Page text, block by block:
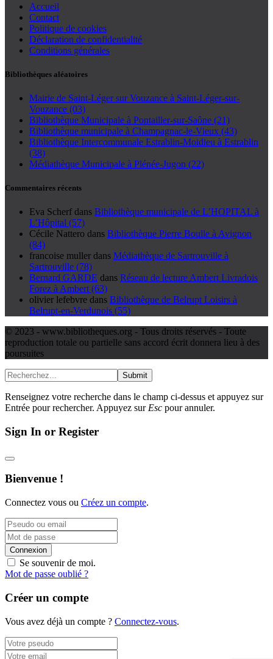
Accueil
Contact
Politique de cookies
Déclaration de confidentialité
Conditions générales
Bibliothèques aléatoires
Mairie de Saint-Léger sur Vouzance à Saint-Léger-sur-
Vouzance (03)
Bibliothèque Municipale à Pontailler-sur-Saône (21)
Bibliothèque municipale à Champagnac-le-Vieux (43)
Bibliothèque Intercommunale Estrablin-Moidieu à Estrablin
(38)
Médiathèque Municipale à Plénée-Jugon (22)
Commentaires récents
Eva Scherf dans Bibliothèque municipale de L’HOPITAL à
L’Hôpital (57)
Cécile Nattero dans Bibliothèque Pierre Boulle à Avignon
(84)
francoise muller dans Médiathèque de Sartrouville à
Sartrouville (78)
Bernard GARDE dans Réseau de lecture Ambert Livradois
Forez à Ambert (63)
olivier lefebvre dans Bibliothèque de Belrupt Loisirs à
Belrupt-en-Verdunois (55)
© 2023 - www.bibliotheques.org - Tous droits réservés - Toute
reproduction totale ou partielle sans accord écrit donnera lieu à des
poursuites
Submit
Renseignez votre recherche dans le champ ci-dessus et appuyez sur
Entrée pour rechercher. Appuyez sur Esc pour annuler.
Sign In or Register
Bienvenue !
Connectez vous ou Créez un compte.
Connexion
Se souvenir de moi.
Mot de passe oublié ?
Créer un compte
Vous avez déjà un compte ? Connectez-vous.